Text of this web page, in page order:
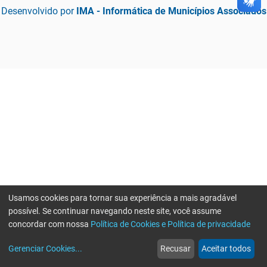
Desenvolvido por IMA - Informática de Municípios Associados
web
Notícias
more_horiz
Mais
Usamos cookies para tornar sua experiência a mais agradável
possível. Se continuar navegando neste site, você assume
concordar com nossa Política de Cookies e Política de privacidade
Gerenciar Cookies... Recusar Aceitar todos